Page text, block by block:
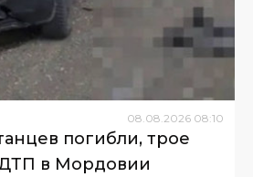
08.08.2026 08:10
погибли, трое
ДТП в Мордовии